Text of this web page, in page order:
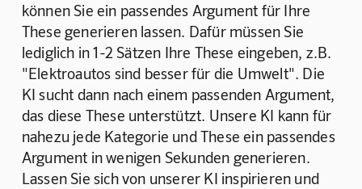
können Sie ein passendes Argument für Ihre
These generieren lassen. Dafür müssen Sie
lediglich in 1-2 Sätzen Ihre These eingeben, z.B.
"Elektroautos sind besser für die Umwelt". Die
KI sucht dann nach einem passenden Argument,
das diese These unterstützt. Unsere KI kann für
nahezu jede Kategorie und These ein passendes
Argument in wenigen Sekunden generieren.
Lassen Sie sich von unserer KI inspirieren und